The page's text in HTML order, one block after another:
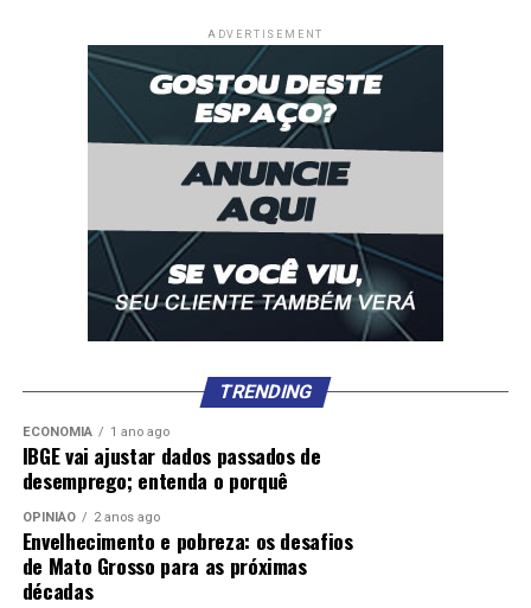
ADVERTISEMENT
TRENDING
ECONOMIA 1 ano ago
IBGE vai ajustar dados passados de
desemprego; entenda o porquê
OPINIÃO 2 anos ago
Envelhecimento e pobreza: os desafios
de Mato Grosso para as próximas
décadas